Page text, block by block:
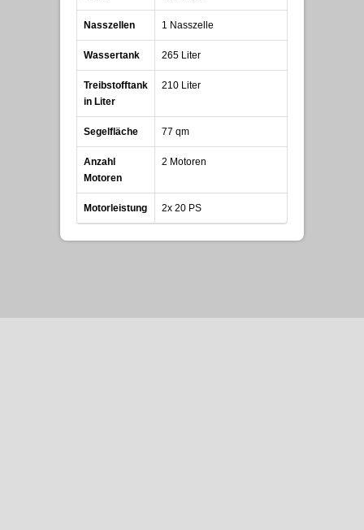
Nasszellen 1 Nasszelle
Wassertank 265 Liter
Treibstofftank
in Liter
210 Liter
Segelfläche 77 qm
Anzahl
Motoren
2 Motoren
Motorleistung 2x 20 PS